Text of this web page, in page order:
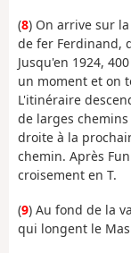
(8) On arrive sur
de fer Ferdinand,
Jusqu'en 1924,
un moment et on
L'itinéraire
de larges
droite à la
chemin. Après
croisement en T.
(9) Au fond de la
qui longent le